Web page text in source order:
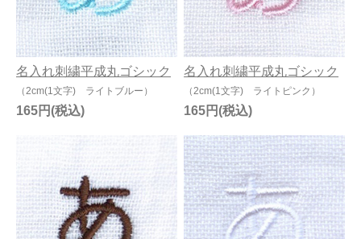
今治タオルについて
当サイトについて
会員サービス
店舗リスト
大量購入・法人向けの購入の方は
名入れ刺繍平成丸ゴシック
（2cm(1文字) ライトブルー）
165円
名入れ刺繍平成丸ゴシック
（2cm(1文字) ライトピンク）
165円